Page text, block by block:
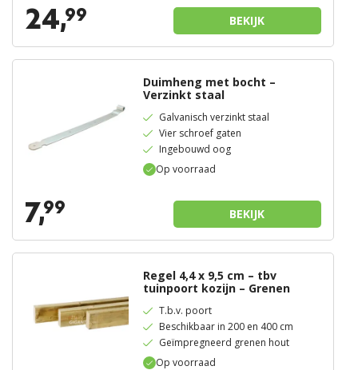
24,99 BEKIJK
Op voorraad
Duimheng met bocht –
Verzinkt staal
Galvanisch verzinkt staal
Vier schroef gaten
Ingebouwd oog
7,99 BEKIJK
Op voorraad
Regel 4,4 x 9,5 cm – tbv
tuinpoort kozijn – Grenen
T.b.v. poort
Beschikbaar in 200 en 400 cm
Geïmpregneerd grenen hout